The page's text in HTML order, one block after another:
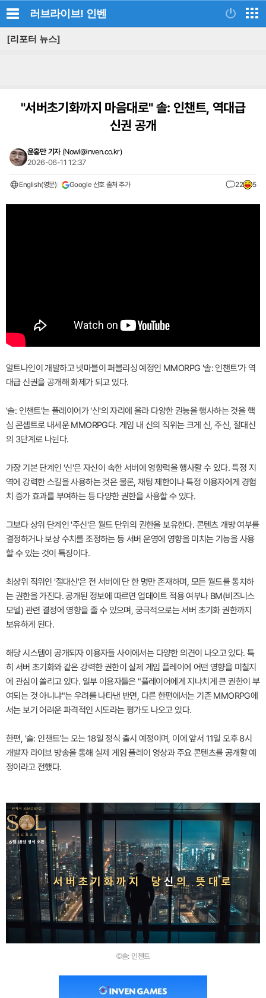
러브라이브! 인벤
[리포터 뉴스]
"서버초기화까지 마음대로" 솔: 인챈트, 역대급
신권 공개
윤홍만 기자 (Nowl@inven.co.kr)
2026-06-11 12:37
English(영문) Google 선호 출처 추가 22 5
알트나인이 개발하고 넷마블이 퍼블리싱 예정인 MMORPG '솔: 인챈트'가 역
대급 신권을 공개해 화제가 되고 있다.
'솔: 인챈트'는 플레이어가 '신'의 자리에 올라 다양한 권능을 행사하는 것을 핵
심 콘셉트로 내세운 MMORPG다. 게임 내 신의 직위는 크게 신, 주신, 절대신
의 3단계로 나뉜다.
가장 기본 단계인 '신'은 자신이 속한 서버에 영향력을 행사할 수 있다. 특정 지
역에 강력한 스킬을 사용하는 것은 물론, 채팅 제한이나 특정 이용자에게 경험
치 증가 효과를 부여하는 등 다양한 권한을 사용할 수 있다.
그보다 상위 단계인 '주신'은 월드 단위의 권한을 보유한다. 콘텐츠 개방 여부를
결정하거나 보상 수치를 조정하는 등 서버 운영에 영향을 미치는 기능을 사용
할 수 있는 것이 특징이다.
최상위 직위인 '절대신'은 전 서버에 단 한 명만 존재하며, 모든 월드를 통치하
는 권한을 가진다. 공개된 정보에 따르면 업데이트 적용 여부나 BM(비즈니스
모델) 관련 결정에 영향을 줄 수 있으며, 궁극적으로는 서버 초기화 권한까지
보유하게 된다.
해당 시스템이 공개되자 이용자들 사이에서는 다양한 의견이 나오고 있다. 특
히 서버 초기화와 같은 강력한 권한이 실제 게임 플레이에 어떤 영향을 미칠지
에 관심이 쏠리고 있다. 일부 이용자들은 "플레이어에게 지나치게 큰 권한이 부
여되는 것 아니냐"는 우려를 나타낸 반면, 다른 한편에서는 기존 MMORPG에
서는 보기 어려운 파격적인 시도라는 평가도 나오고 있다.
한편, '솔: 인챈트'는 오는 18일 정식 출시 예정이며, 이에 앞서 11일 오후 8시
개발자 라이브 방송을 통해 실제 게임 플레이 영상과 주요 콘텐츠를 공개할 예
정이라고 전했다.
©솔: 인챈트